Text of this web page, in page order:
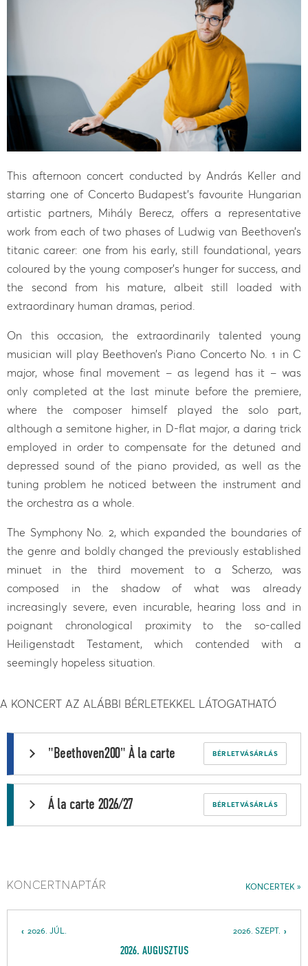
This afternoon concert conducted by András Keller and
starring one of Concerto Budapest’s favourite Hungarian
artistic partners, Mihály Berecz, offers a representative
work from each of two phases of Ludwig van Beethoven’s
titanic career: one from his early, still foundational, years
coloured by the young composer’s hunger for success, and
the second from his mature, albeit still loaded with
extraordinary human dramas, period.
On this occasion, the extraordinarily talented young
musician will play Beethoven’s Piano Concerto No. 1 in C
major, whose final movement – as legend has it – was
only completed at the last minute before the premiere,
where the composer himself played the solo part,
although a semitone higher, in D-flat major, a daring trick
employed in order to compensate for the detuned and
depressed sound of the piano provided, as well as the
tuning problem he noticed between the instrument and
the orchestra as a whole.
The Symphony No. 2, which expanded the boundaries of
the genre and boldly changed the previously established
minuet in the third movement to a Scherzo, was
composed in the shadow of what was already
increasingly severe, even incurable, hearing loss and in
poignant chronological proximity to the so-called
Heiligenstadt Testament, which contended with a
seemingly hopeless situation.
A KONCERT AZ ALÁBBI BÉRLETEKKEL LÁTOGATHATÓ
BÉRLETVÁSÁRLÁS
"Beethoven200" À la carte
BÉRLETVÁSÁRLÁS
Á la carte 2026/27
KONCERTEK
KONCERTNAPTÁR
2026. SZEPT.
2026. JÚL.
2026. AUGUSZTUS